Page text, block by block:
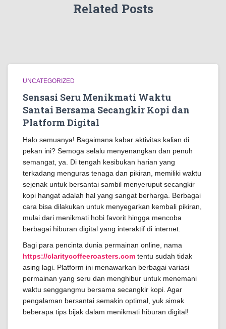
Related Posts
UNCATEGORIZED
Sensasi Seru Menikmati Waktu
Santai Bersama Secangkir Kopi dan
Platform Digital
Halo semuanya! Bagaimana kabar aktivitas kalian di
pekan ini? Semoga selalu menyenangkan dan penuh
semangat, ya. Di tengah kesibukan harian yang
terkadang menguras tenaga dan pikiran, memiliki waktu
sejenak untuk bersantai sambil menyeruput secangkir
kopi hangat adalah hal yang sangat berharga. Berbagai
cara bisa dilakukan untuk menyegarkan kembali pikiran,
mulai dari menikmati hobi favorit hingga mencoba
berbagai hiburan digital yang interaktif di internet.
Bagi para pencinta dunia permainan online, nama
https://claritycoffeeroasters.com tentu sudah tidak
asing lagi. Platform ini menawarkan berbagai variasi
permainan yang seru dan menghibur untuk menemani
waktu senggangmu bersama secangkir kopi. Agar
pengalaman bersantai semakin optimal, yuk simak
beberapa tips bijak dalam menikmati hiburan digital!